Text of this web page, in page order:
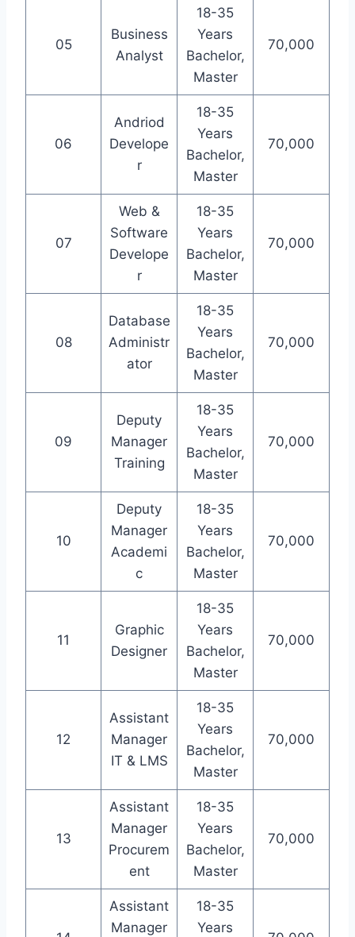
05
Business
Analyst
18-35
Years
Bachelor,
Master
70,000
06
Andriod
Develope
r
18-35
Years
Bachelor,
Master
70,000
07
Web &
Software
Develope
r
18-35
Years
Bachelor,
Master
70,000
08
Database
Administr
ator
18-35
Years
Bachelor,
Master
70,000
09
Deputy
Manager
Training
18-35
Years
Bachelor,
Master
70,000
10
Deputy
Manager
Academi
c
18-35
Years
Bachelor,
Master
70,000
11
Graphic
Designer
18-35
Years
Bachelor,
Master
70,000
12
Assistant
Manager
IT & LMS
18-35
Years
Bachelor,
Master
70,000
13
Assistant
Manager
Procurem
ent
18-35
Years
Bachelor,
Master
70,000
Assistant
Manager
18-35
Years